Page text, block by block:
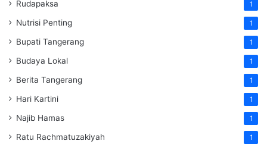
Rudapaksa 1
Nutrisi Penting 1
Bupati Tangerang 1
Budaya Lokal 1
Berita Tangerang 1
Hari Kartini 1
Najib Hamas 1
Ratu Rachmatuzakiyah 1